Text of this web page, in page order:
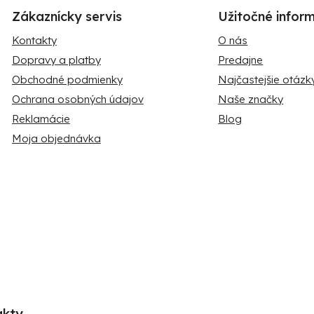
Zákaznícky servis
Kontakty
Dopravy a platby
Obchodné podmienky
Ochrana osobných údajov
Reklamácie
Moja objednávka
Užitočné
O nás
Predajne
Najčastejšie
Naše značky
Blog